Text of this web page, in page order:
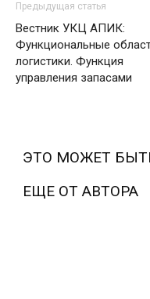
Предыдущая статья
Вестник УКЦ АПИК:
Функциональные
логистики. Функция
управления запасами
ЭТО МОЖЕТ
ЕЩЕ ОТ АВТОРА